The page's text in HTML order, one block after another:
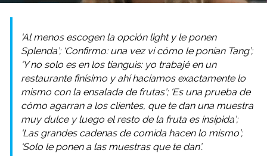
‘Al menos escogen la opción light y le ponen
Splenda’; ‘Confirmo: una vez vi cómo le ponían Tang’;
‘Y no solo es en los tianguis: yo trabajé en un
restaurante finísimo y ahí hacíamos exactamente lo
mismo con la ensalada de frutas’; ‘Es una prueba de
cómo agarran a los clientes, que te dan una muestra
muy dulce y luego el resto de la fruta es insípida’;
‘Las grandes cadenas de comida hacen lo mismo’;
‘Solo le ponen a las muestras que te dan’.